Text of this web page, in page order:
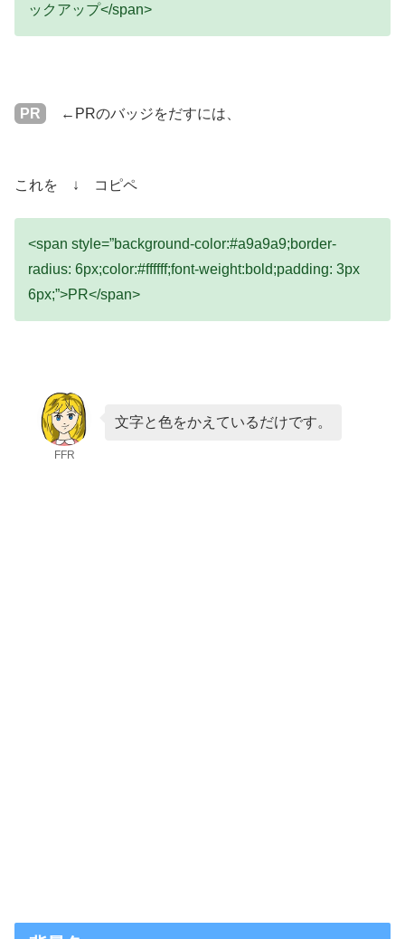
ックアップ</span>
PR ←PRのバッジをだすには、
これを ↓ コピペ
<span style=”background-color:#a9a9a9;border-
radius: 6px;color:#ffffff;font-weight:bold;padding: 3px
6px;”>PR</span>
FFR
文字と色をかえているだけです。